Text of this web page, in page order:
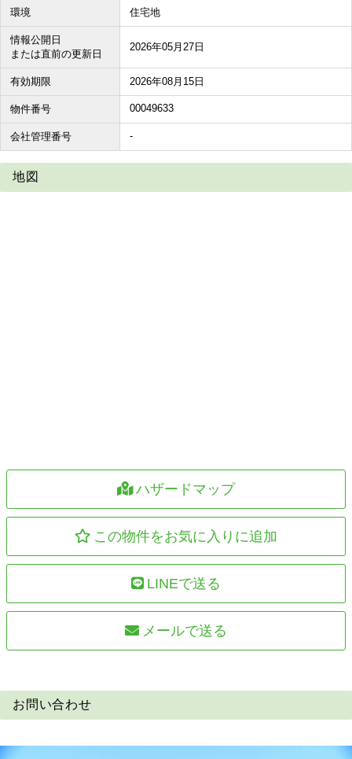
環境 住宅地
情報公開日
または直前の更新日
2026年05月27日
有効期限 2026年08月15日
物件番号 00049633
会社管理番号 -
地図
ハザードマップ
この物件をお気に入りに追加
LINEで送る
メールで送る
お問い合わせ